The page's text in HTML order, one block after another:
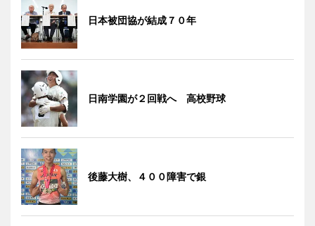
日本被団協が結成７０年
日南学園が２回戦へ 高校野球
後藤大樹、４００障害で銀